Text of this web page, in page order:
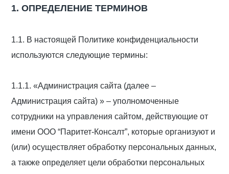
1. ОПРЕДЕЛЕНИЕ ТЕРМИНОВ
1.1. В настоящей Политике конфиденциальности
используются следующие термины:
1.1.1. «Администрация сайта (далее –
Администрация сайта) » – уполномоченные
сотрудники на управления сайтом, действующие от
имени ООО “Паритет-Консалт”, которые организуют и
(или) осуществляет обработку персональных данных,
а также определяет цели обработки персональных